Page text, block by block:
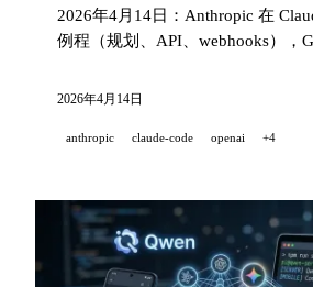
2026年4月14日：Anthropic 在
例程（规划、API、webhooks），
1.6，Z.ai 以 MIT 许可证开放
2026年4月14日
anthropic claude-code openai +4